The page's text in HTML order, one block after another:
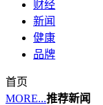
财经
新闻
健康
品牌
首页
MORE...推荐新闻